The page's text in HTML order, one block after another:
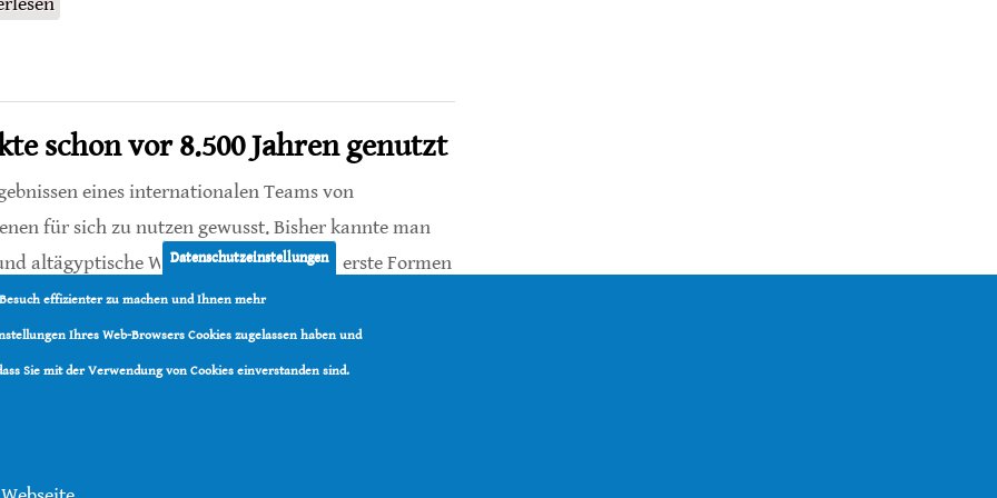
schon vor 8.500 Jahren genutzt
eines internationalen Teams von
für sich zu nutzen gewusst. Bisher kannte man
altägyptische Wandmalereien zeigen erste Formen
Sinne gab es aber nicht.
Datenschutzeinstellungen
effizienter zu machen und Ihnen mehr
Ihres Web-Browsers Cookies zugelassen haben und
Sie mit der Verwendung von Cookies einverstanden sind.